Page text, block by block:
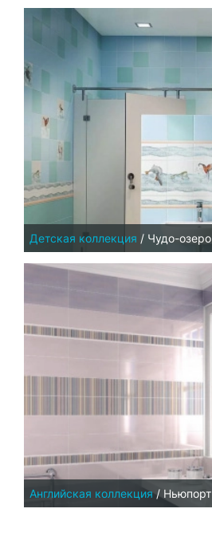
Детская коллекция / Чудо-озеро
Английская коллекция / Ньюпорт